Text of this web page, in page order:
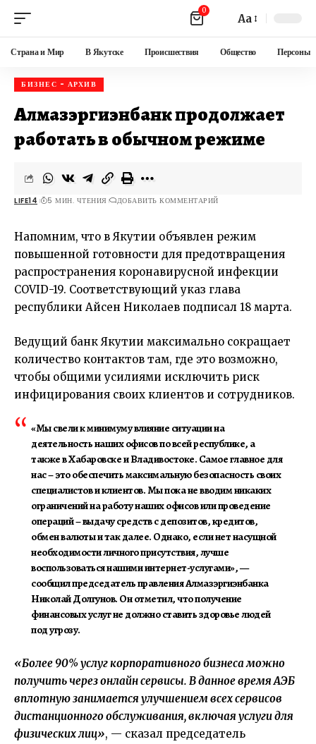
0
Aa
Страна и Мир В Якутске Происшествия Общество Персоны
БИЗНЕС - АРХИВ
Алмазэргиэнбанк продолжает
работать в обычном режиме
LIFE14 5 МИН. ЧТЕНИЯ ДОБАВИТЬ КОММЕНТАРИЙ
Напомним, что в Якутии объявлен режим
повышенной готовности для предотвращения
распространения коронавирусной инфекции
COVID-19. Соответствующий указ глава
республики Айсен Николаев подписал 18 марта.
Ведущий банк Якутии максимально сокращает
количество контактов там, где это возможно,
чтобы общими усилиями исключить риск
инфицирования своих клиентов и сотрудников.
«Мы свели к минимуму влияние ситуации на
деятельность наших офисов по всей республике, а
также в Хабаровске и Владивостоке. Самое главное для
нас – это обеспечить максимальную безопасность своих
специалистов и клиентов. Мы пока не вводим никаких
ограничений на работу наших офисов или проведение
операций – выдачу средств с депозитов, кредитов,
обмен валюты и так далее. Однако, если нет насущной
необходимости личного присутствия, лучше
воспользоваться нашими интернет-услугами», —
сообщил председатель правления Алмазэргиэнбанка
Николай Долгунов. Он отметил, что получение
финансовых услуг не должно ставить здоровье людей
под угрозу.
«Более 90% услуг корпоративного бизнеса можно
получить через онлайн сервисы. В данное время АЭБ
вплотную занимается улучшением всех сервисов
дистанционного обслуживания, включая услуги для
физических лиц», — сказал председатель